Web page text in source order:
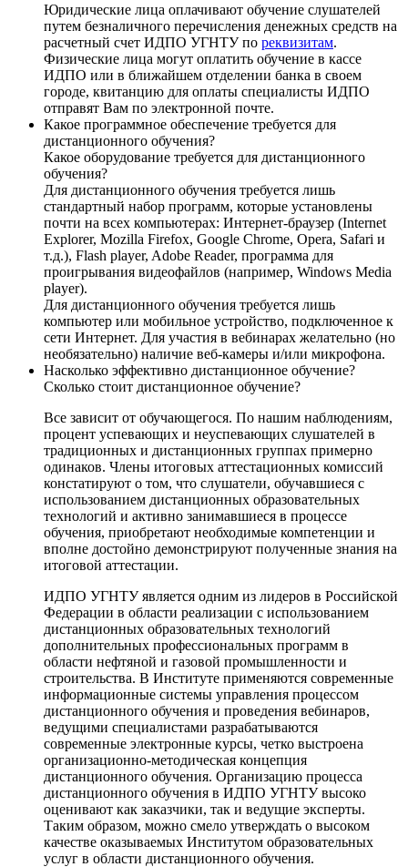
Юридические лица оплачивают обучение слушателей
путем безналичного перечисления денежных средств на
расчетный счет ИДПО УГНТУ по реквизитам.
Физические лица могут оплатить обучение в кассе
ИДПО или в ближайшем отделении банка в своем
городе, квитанцию для оплаты специалисты ИДПО
отправят Вам по электронной почте.
Какое программное обеспечение требуется для
дистанционного обучения?
Какое оборудование требуется для дистанционного
обучения?
Для дистанционного обучения требуется лишь
стандартный набор программ, которые установлены
почти на всех компьютерах: Интернет-браузер (Internet
Explorer, Mozilla Firefox, Google Chrome, Opera, Safari и
т.д.), Flash player, Adobe Reader, программа для
проигрывания видеофайлов (например, Windows Media
player).
Для дистанционного обучения требуется лишь
компьютер или мобильное устройство, подключенное к
сети Интернет. Для участия в вебинарах желательно (но
необязательно) наличие веб-камеры и/или микрофона.
Насколько эффективно дистанционное обучение?
Сколько стоит дистанционное обучение?
Все зависит от обучающегося. По нашим наблюдениям,
процент успевающих и неуспевающих слушателей в
традиционных и дистанционных группах примерно
одинаков. Члены итоговых аттестационных комиссий
констатируют о том, что слушатели, обучавшиеся с
использованием дистанционных образовательных
технологий и активно занимавшиеся в процессе
обучения, приобретают необходимые компетенции и
вполне достойно демонстрируют полученные знания на
итоговой аттестации.
ИДПО УГНТУ является одним из лидеров в Российской
Федерации в области реализации с использованием
дистанционных образовательных технологий
дополнительных профессиональных программ в
области нефтяной и газовой промышленности и
строительства. В Институте применяются современные
информационные системы управления процессом
дистанционного обучения и проведения вебинаров,
ведущими специалистами разрабатываются
современные электронные курсы, четко выстроена
организационно-методическая концепция
дистанционного обучения. Организацию процесса
дистанционного обучения в ИДПО УГНТУ высоко
оценивают как заказчики, так и ведущие эксперты.
Таким образом, можно смело утверждать о высоком
качестве оказываемых Институтом образовательных
услуг в области дистанционного обучения.